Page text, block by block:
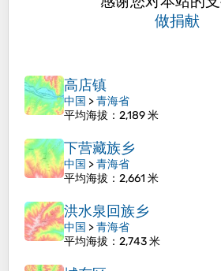
做捐献
高店镇
中国 >青海省
平均海拔 ：2,189 米
下营藏族乡
中国 >青海省
平均海拔 ：2,661 米
洪水泉回族乡
中国 >青海省
平均海拔 ：2,743 米